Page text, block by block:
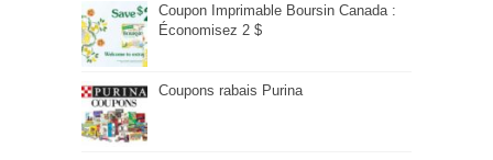
Coupon Imprimable Boursin Canada :
Économisez 2 $
Coupons rabais Purina